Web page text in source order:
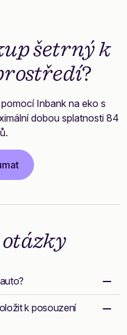
šetrný k
?
Inbank na eko s
dobou splatnosti 84
otázky
k posouzení